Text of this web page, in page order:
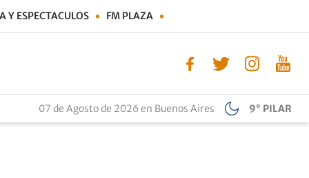
Y ESPECTACULOS FM PLAZA
07 de Agosto de 2026 en Buenos Aires 9° PILAR